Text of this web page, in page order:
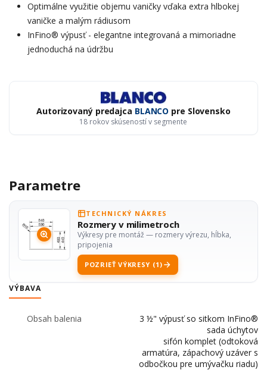
Optimálne využitie objemu vaničky vďaka extra hlbokej
vaničke a malým rádiusom
InFino® výpusť - elegantne integrovaná a mimoriadne
jednoduchá na údržbu
Autorizovaný predajca BLANCO pre Slovensko
18 rokov skúseností v segmente
Parametre
TECHNICKÝ NÁKRES
Rozmery v milimetroch
Výkresy pre montáž — rozmery výrezu, hĺbka,
pripojenia
POZRIEŤ VÝKRESY (1)
VÝBAVA
Obsah balenia
3 ½" výpusť so sitkom InFino®
sada úchytov
sifón komplet (odtoková
armatúra, zápachový uzáver s
odbočkou pre umývačku riadu)